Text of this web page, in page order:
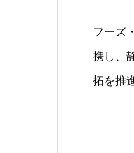
フーズ
携し、
拓を推